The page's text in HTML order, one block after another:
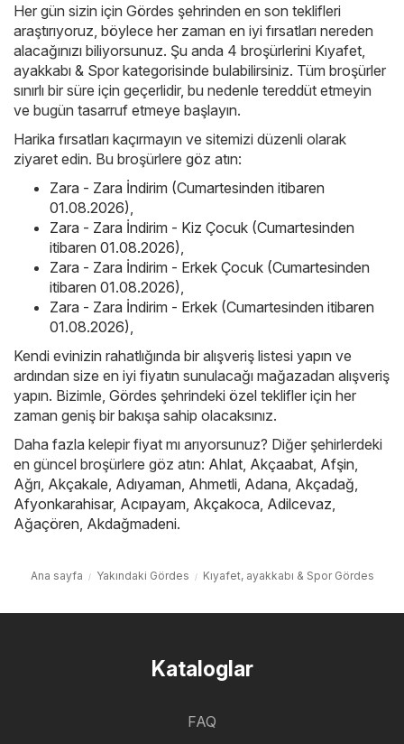
Her gün sizin için Gördes şehrinden en son teklifleri
araştırıyoruz, böylece her zaman en iyi fırsatları nereden
alacağınızı biliyorsunuz. Şu anda 4 broşürlerini Kıyafet,
ayakkabı & Spor kategorisinde bulabilirsiniz. Tüm broşürler
sınırlı bir süre için geçerlidir, bu nedenle tereddüt etmeyin
ve bugün tasarruf etmeye başlayın.
Harika fırsatları kaçırmayın ve sitemizi düzenli olarak
ziyaret edin. Bu broşürlere göz atın:
Zara - Zara İndirim (Cumartesinden itibaren
01.08.2026)
Zara - Zara İndirim - Kiz Çocuk (Cumartesinden
itibaren 01.08.2026)
Zara - Zara İndirim - Erkek Çocuk (Cumartesinden
itibaren 01.08.2026)
Zara - Zara İndirim - Erkek (Cumartesinden itibaren
01.08.2026)
Kendi evinizin rahatlığında bir alışveriş listesi yapın ve
ardından size en iyi fiyatın sunulacağı mağazadan alışveriş
yapın. Bizimle, Gördes şehrindeki özel teklifler için her
zaman geniş bir bakışa sahip olacaksınız.
Daha fazla kelepir fiyat mı arıyorsunuz? Diğer şehirlerdeki
en güncel broşürlere göz atın: Ahlat Akçaabat Afşin
Ağrı Akçakale Adıyaman Ahmetli Adana Akçadağ
Afyonkarahisar, Acıpayam Akçakoca Adilcevaz
Ağaçören Akdağmadeni.
Ana sayfa Yakındaki Gördes Kıyafet, ayakkabı & Spor Gördes
Kataloglar
FAQ